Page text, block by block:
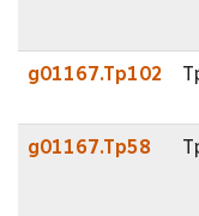
g01167.Tp102
g01167.Tp58